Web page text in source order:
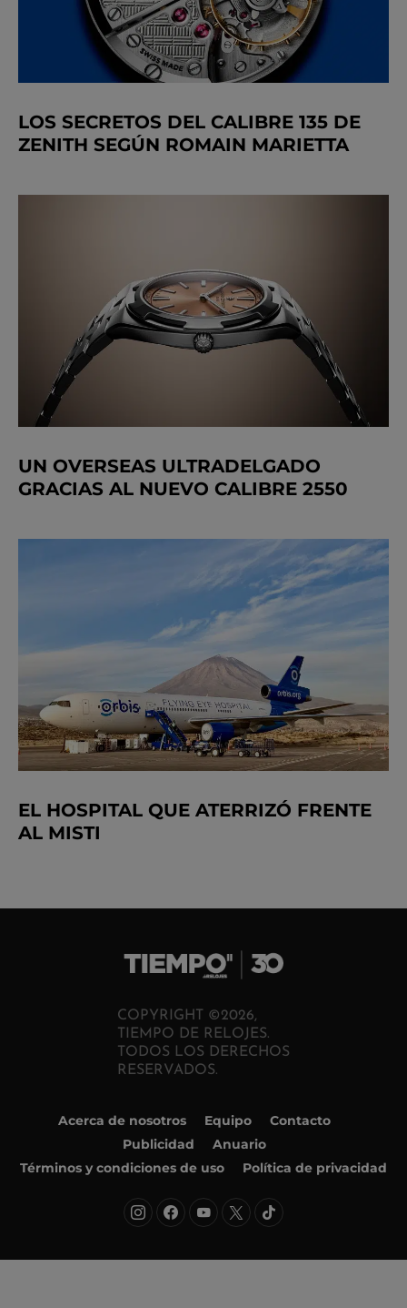
LOS SECRETOS DEL CALIBRE 135 DE
ZENITH SEGÚN ROMAIN MARIETTA
UN OVERSEAS ULTRADELGADO
GRACIAS AL NUEVO CALIBRE 2550
EL HOSPITAL QUE ATERRIZÓ FRENTE
AL MISTI
COPYRIGHT ©2026,
TIEMPO DE RELOJES.
TODOS LOS DERECHOS
RESERVADOS.
Acerca de nosotros Equipo
Contacto
Publicidad
Anuario
Términos y condiciones de uso
Política de privacidad